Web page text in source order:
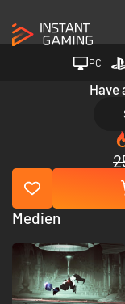
PC
Have
Medien